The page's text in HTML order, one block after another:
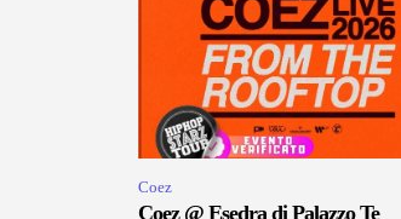
Coez
Coez @ Esedra di Palazzo Te